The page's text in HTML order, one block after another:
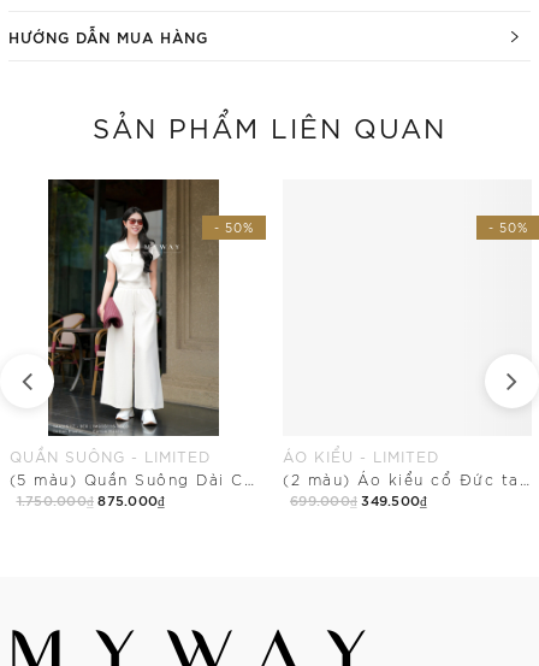
HƯỚNG DẪN MUA HÀNG
SẢN PHẨM LIÊN QUAN
- 50%
QUẦN SUÔNG - LIMITED
1.750.000₫ 875.000₫
- 50%
ÁO KIỂU - LIMITED
699.000₫ 349.500₫